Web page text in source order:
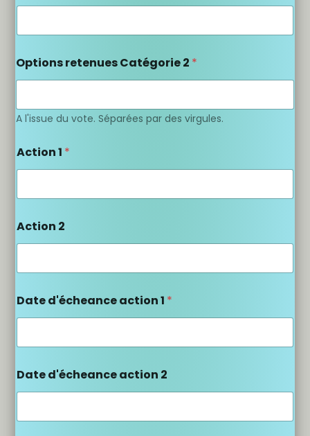
Options retenues Catégorie 2 *
A l'issue du vote. Séparées par des virgules.
Action 1 *
Action 2
Date d'écheance action 1 *
Date d'écheance action 2